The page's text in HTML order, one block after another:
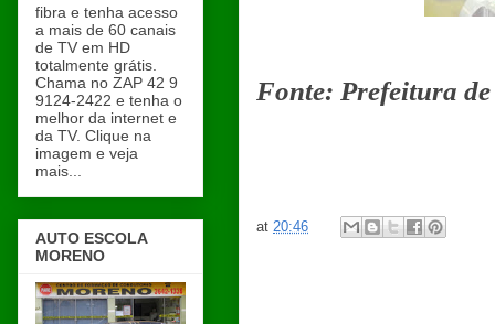
Fonte: Prefeitura
at 20:46
fibra e tenha acesso
a mais de 60 canais
de TV em HD
totalmente grátis.
Chama no ZAP 42 9
9124-2422 e tenha o
melhor da internet e
da TV. Clique na
imagem e veja
mais...
AUTO ESCOLA
MORENO